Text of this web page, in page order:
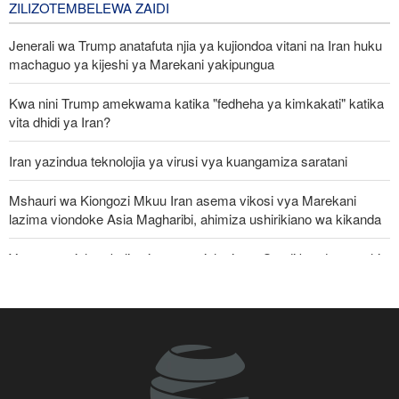
ZILIZOTEMBELEWA ZAIDI
Jenerali wa Trump anatafuta njia ya kujiondoa vitani na Iran huku
machaguo ya kijeshi ya Marekani yakipungua
Kwa nini Trump amekwama katika "fedheha ya kimkakati" katika
vita dhidi ya Iran?
Iran yazindua teknolojia ya virusi vya kuangamiza saratani
Mshauri wa Kiongozi Mkuu Iran asema vikosi vya Marekani
lazima viondoke Asia Magharibi, ahimiza ushirikiano wa kikanda
Yemen yavishambulia vituo vya nishati vya Saudi baada ya nchi
Rais Pezeshkian akutana na Kiongozi Muadhamu anapoanza
mwaka wake wa tatu madarakani